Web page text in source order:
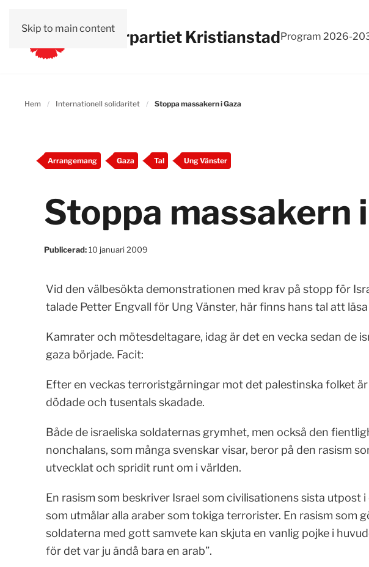
Skip to main contentVänsterpartiet KristianstadProgram 2026-
Hem Internationell solidaritet Stoppa massakern i Gaza
Arrangemang Gaza Tal Ung Vänster
Stoppa massakern
Publicerad:10 januari 2009
Vid den välbesökta demonstrationen med krav på stopp för
talade Petter Engvall för Ung Vänster, här finns hans tal att
Kamrater och mötesdeltagare, idag är det en vecka sedan de
gaza började. Facit:
Efter en veckas terroristgärningar mot det palestinska folket
dödade och tusentals skadade.
Både de israeliska soldaternas grymhet, men också den
nonchalans, som många svenskar visar, beror på den rasism
utvecklat och spridit runt om i världen.
En rasism som beskriver Israel som civilisationens sista utpost
som utmålar alla araber som tokiga terrorister. En rasism som
soldaterna med gott samvete kan skjuta en vanlig pojke i
för det var ju ändå bara en arab”.